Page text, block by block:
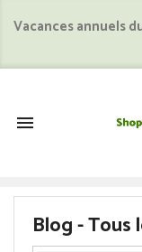
Vacances annuels

Blog - Tous